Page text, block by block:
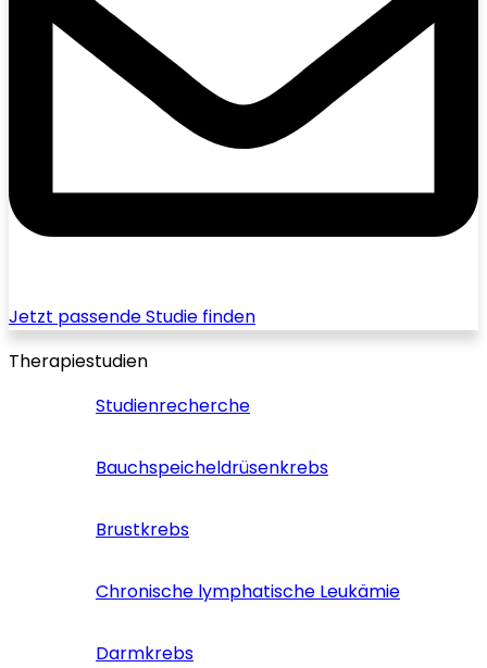
Jetzt passende Studie finden
Therapiestudien
Studienrecherche
Bauchspeicheldrüsenkrebs
Brustkrebs
Chronische lymphatische Leukämie
Darmkrebs